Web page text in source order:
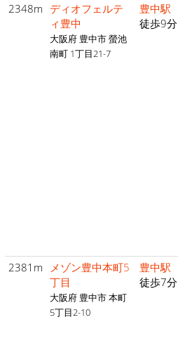
2348m ディオフェルテ
ィ豊中
大阪府 豊中市 螢池
南町 1丁目21-7
豊中駅
徒歩9分
2381m
メゾン豊中本町5
丁目
大阪府 豊中市 本町
5丁目2-10
豊中駅
徒歩7分